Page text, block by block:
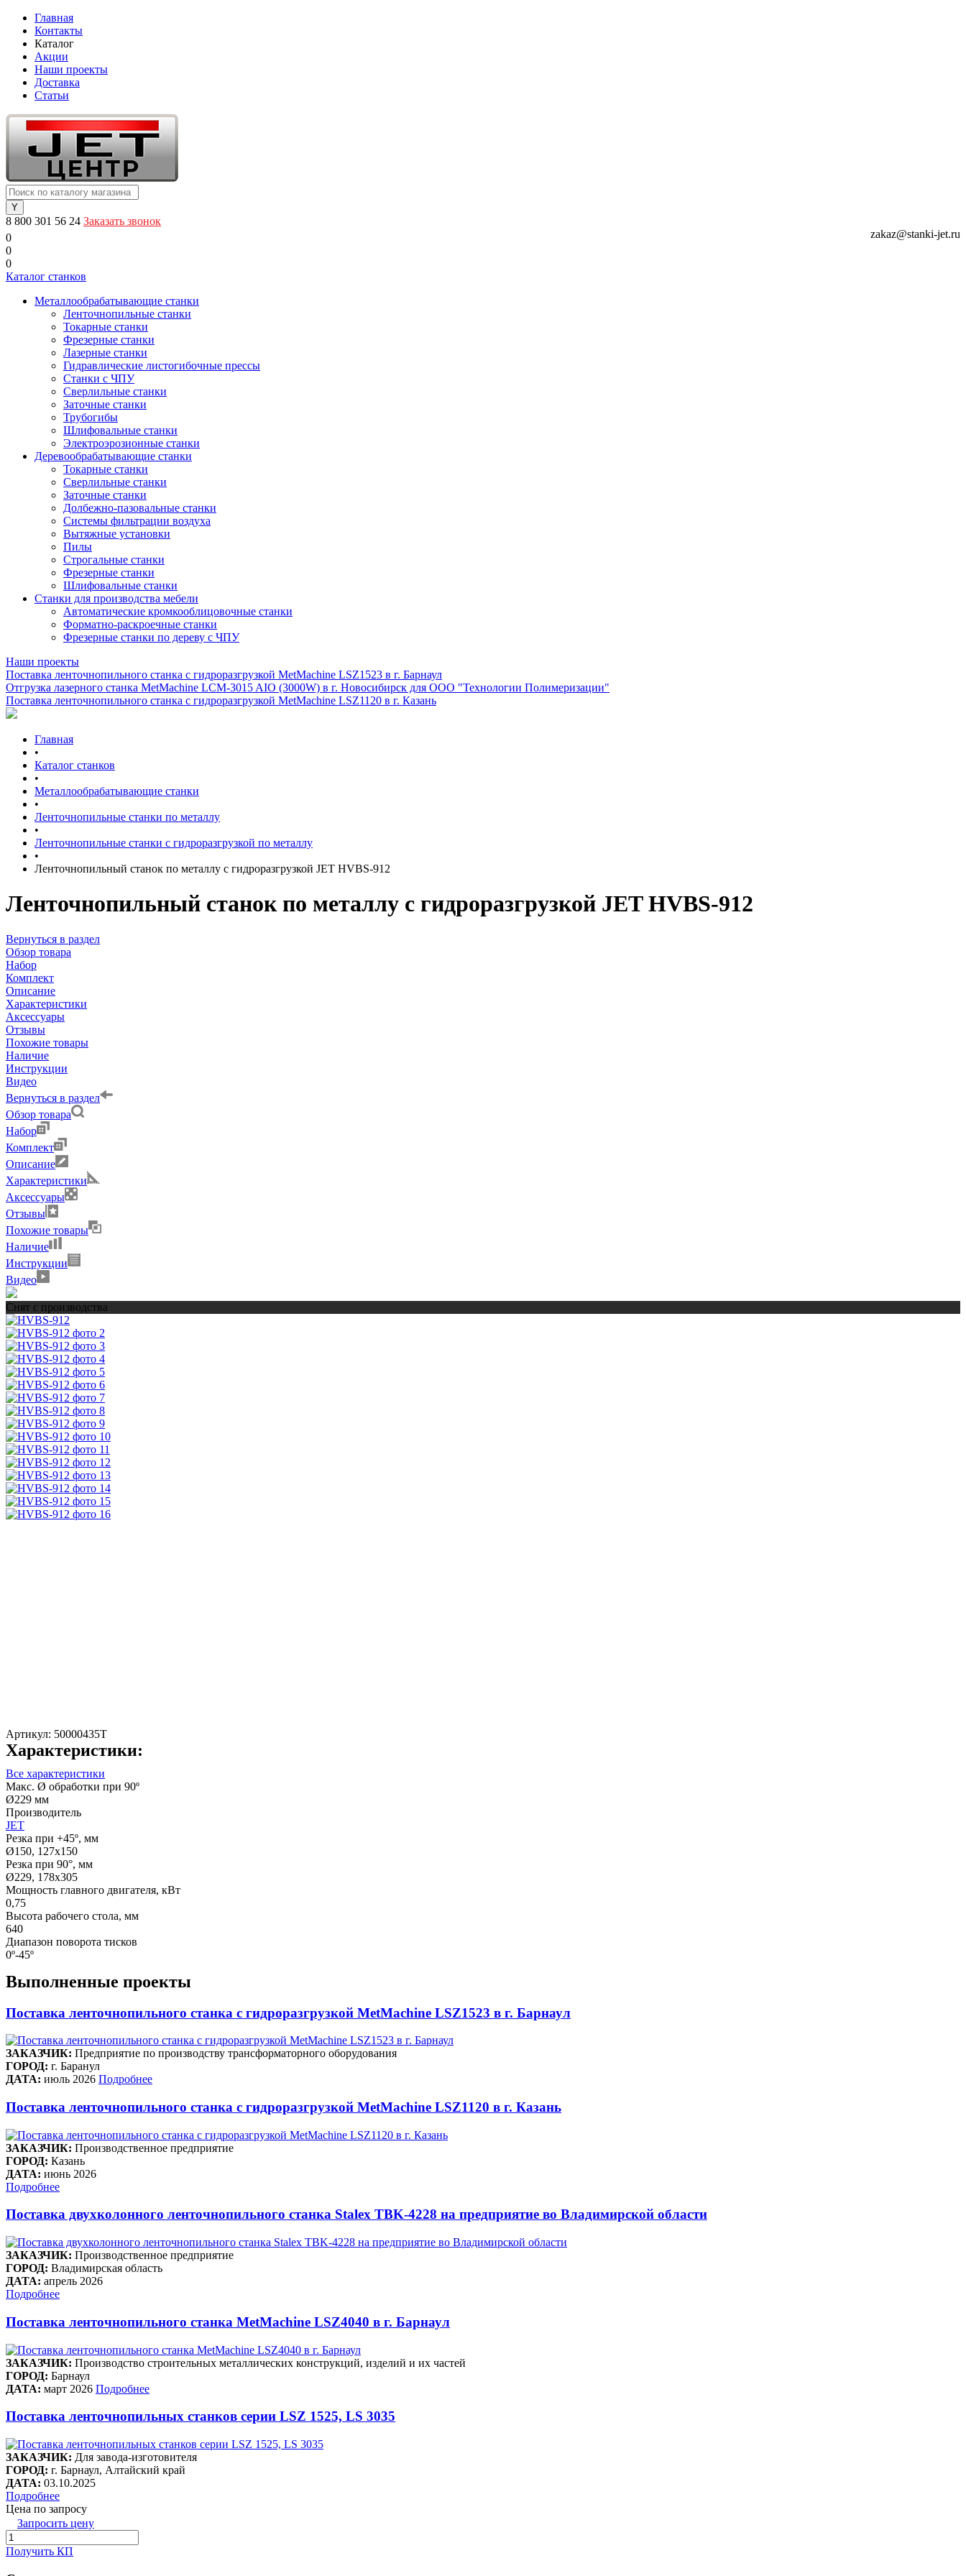
Главная
Контакты
Каталог
Акции
Наши проекты
Доставка
Статьи
8 800 301 56 24 Заказать звонок
zakaz@stanki-jet.ru
0
0
0
Каталог станков
Металлообрабатывающие станки
Ленточнопильные станки
Токарные станки
Фрезерные станки
Лазерные станки
Гидравлические листогибочные прессы
Станки с ЧПУ
Сверлильные станки
Заточные станки
Трубогибы
Шлифовальные станки
Электроэрозионные станки
Деревообрабатывающие станки
Токарные станки
Сверлильные станки
Заточные станки
Долбежно-пазовальные станки
Системы фильтрации воздуха
Вытяжные установки
Пилы
Строгальные станки
Фрезерные станки
Шлифовальные станки
Станки для производства мебели
Автоматические кромкооблицовочные станки
Форматно-раскроечные станки
Фрезерные станки по дереву с ЧПУ
Наши проекты
Поставка ленточнопильного станка c гидроразгрузкой MetMachine LSZ1523 в г. Барнаул
Отгрузка лазерного станка MetMachine LCM-3015 AIO (3000W) в г. Новосибирск для ООО "Технологии Полимеризации"
Поставка ленточнопильного станка c гидроразгрузкой MetMachine LSZ1120 в г. Казань
Главная
•
Каталог станков
•
Металлообрабатывающие станки
•
Ленточнопильные станки по металлу
•
Ленточнопильные станки с гидроразгрузкой по металлу
•
Ленточнопильный станок по металлу с гидроразгрузкой JET HVBS-912
Ленточнопильный станок по металлу с гидроразгрузкой JET HVBS-912
Вернуться в раздел
Обзор товара
Набор
Комплект
Описание
Характеристики
Аксессуары
Отзывы
Похожие товары
Наличие
Инструкции
Видео
Вернуться в раздел
Обзор товара
Набор
Комплект
Описание
Характеристики
Аксессуары
Отзывы
Похожие товары
Наличие
Инструкции
Видео
Снят с производства
Артикул: 50000435T
Характеристики:
Все характеристики
Макс. Ø обработки при 90º
Ø229 мм
Производитель
JET
Резка при +45º, мм
Ø150, 127х150
Резка при 90°, мм
Ø229, 178х305
Мощность главного двигателя, кВт
0,75
Высота рабочего стола, мм
640
Диапазон поворота тисков
0º-45º
Выполненные проекты
Поставка ленточнопильного станка c гидроразгрузкой MetMachine LSZ1523 в г. Барнаул
ЗАКАЗЧИК: Предприятие по производству трансформаторного оборудования
ГОРОД: г. Баранул
ДАТА: июль 2026 Подробнее
Поставка ленточнопильного станка c гидроразгрузкой MetMachine LSZ1120 в г. Казань
ЗАКАЗЧИК: Производственное предприятие
ГОРОД: Казань
ДАТА: июнь 2026
Подробнее
Поставка двухколонного ленточнопильного станка Stalex TBK-4228 на предприятие во Владимирской области
ЗАКАЗЧИК: Производственное предприятие
ГОРОД: Владимирская область
ДАТА: апрель 2026
Подробнее
Поставка ленточнопильного станка MetMachine LSZ4040 в г. Барнаул
ЗАКАЗЧИК: Производство строительных металлических конструкций, изделий и их частей
ГОРОД: Барнаул
ДАТА: март 2026 Подробнее
Поставка ленточнопильных станков серии LSZ 1525, LS 3035
ЗАКАЗЧИК: Для завода-изготовителя
ГОРОД: г. Барнаул, Алтайский край
ДАТА: 03.10.2025
Подробнее
Цена по запросу
Запросить цену
Получить КП